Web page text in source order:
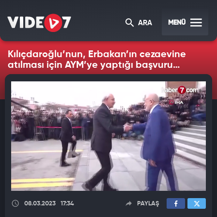
ARA MENÜ
Kılıçdaroğlu’nun, Erbakan’ın cezaevine
atılması için AYM’ye yaptığı başvuru
yeniden gündeme geldi
08.03.2023 17:34 PAYLAŞ